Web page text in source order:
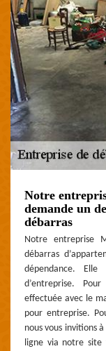
Notre
demande un
débarras
Notre entreprise
débarras
dépendance.
d’entreprise.
effectuée avec le
pour entreprise.
nous vous invitions
ligne via notre site